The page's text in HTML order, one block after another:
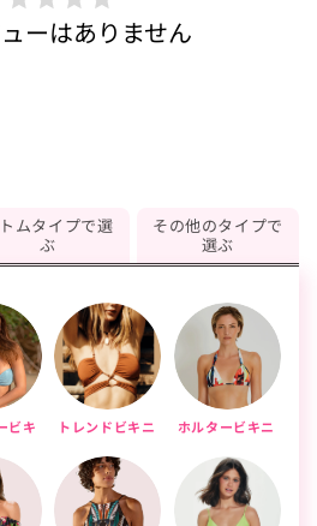
ーはありません
ムタイプで選
ぶ
その他のタイプで
選ぶ
ビキ
トレンドビキニ ホルタービキニ